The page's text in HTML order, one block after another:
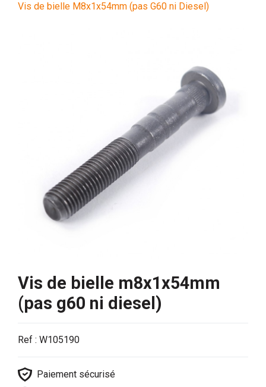
Vis de bielle M8x1x54mm (pas G60 ni Diesel)
Vis de bielle m8x1x54mm
(pas g60 ni diesel)
Ref : W105190
Paiement sécurisé